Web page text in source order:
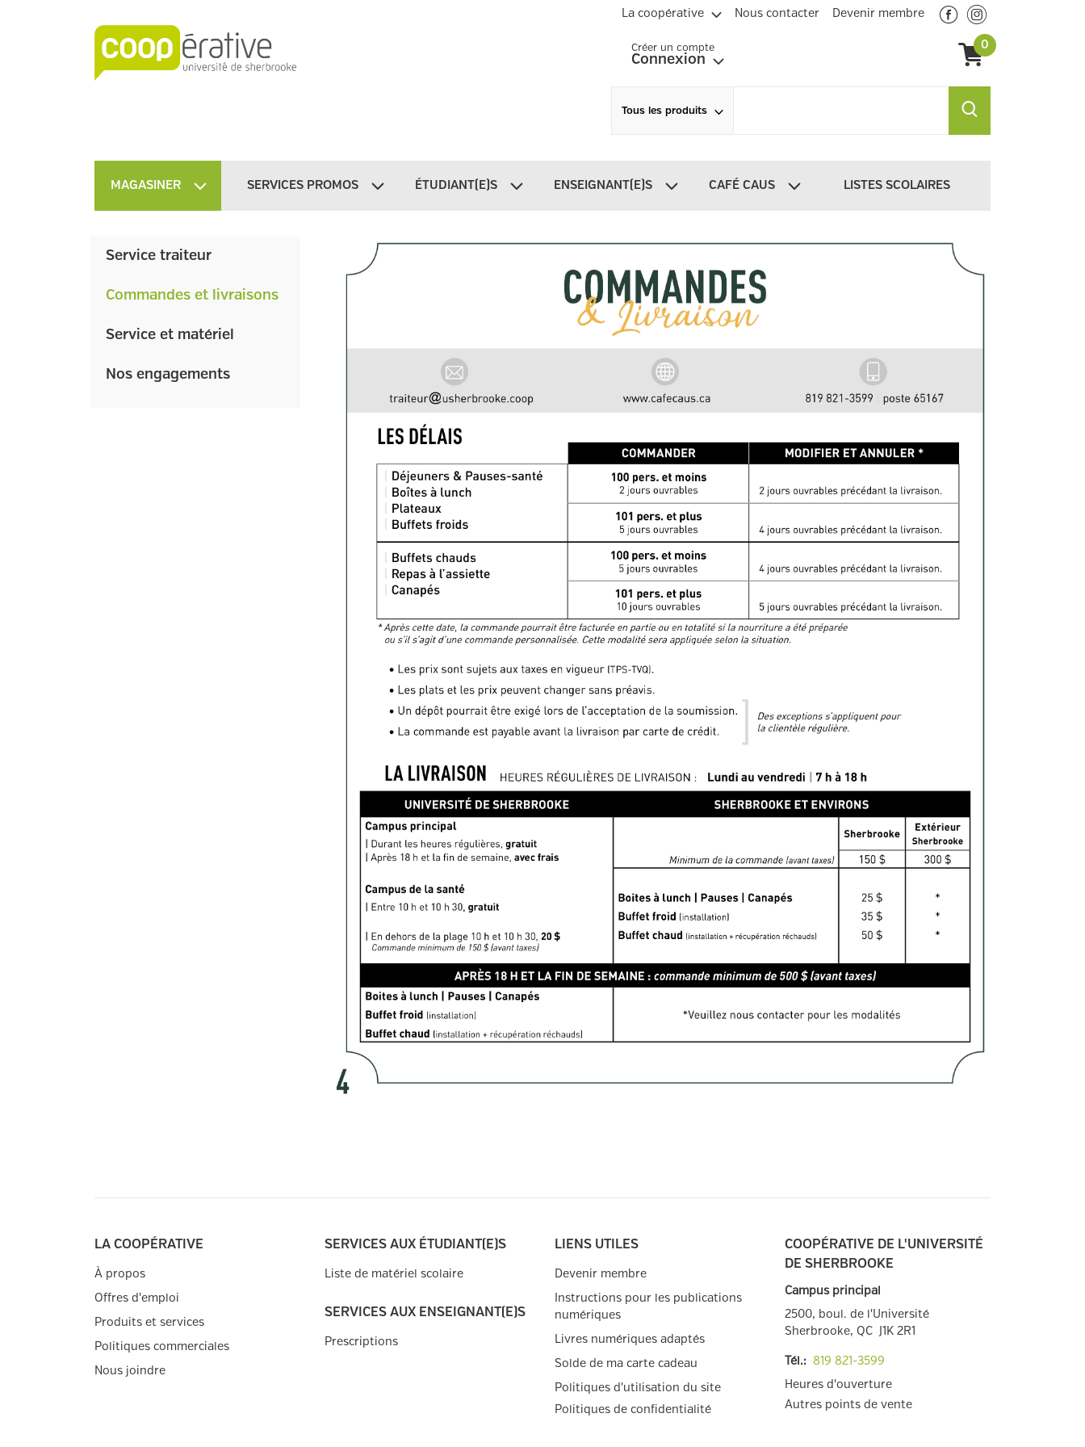
La coopérative Nous contacter Devenir membre
Créer un compte
Connexion
0
Tous les produits
MAGASINER SERVICES PROMOS ÉTUDIANT(E)S ENSEIGNANT(E)S CAFÉ CAUS LISTES SCOLAIRES
Service traiteur
Commandes et livraisons
Service et matériel
Nos engagements
LA COOPÉRATIVE
À propos
Offres d'emploi
Produits et services
Politiques commerciales
Nous joindre
SERVICES AUX ÉTUDIANT(E)S
Liste de matériel scolaire
SERVICES AUX ENSEIGNANT(E)S
Prescriptions
LIENS UTILES
Devenir membre
Instructions pour les publications
numériques
Livres numériques adaptés
Solde de ma carte cadeau
Politiques d'utilisation du site
Politiques de confidentialité
COOPÉRATIVE DE L'UNIVERSITÉ
DE SHERBROOKE
Campus principal
2500, boul. de l'Université
Sherbrooke, QC
J1K 2R1
Tél.: 819 821 -3599
Heures d'ouverture
Autres points de vente